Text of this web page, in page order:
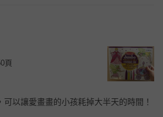
頁
可以讓愛畫畫的小孩耗掉大半天的時間！